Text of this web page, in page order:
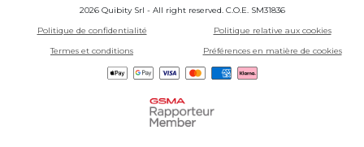
2026 Quibity Srl - All right reserved. C.O.E. SM31836
Politique de confidentialité
Politique relative aux cookies
Termes et conditions
Préférences en matière de cookies